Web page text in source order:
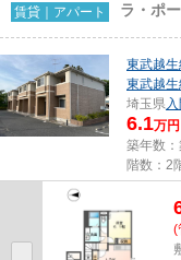
賃貸｜アパート ラ・ポ
東武越生
東武越生
埼玉県
6.1万円
築年数：
階数：2
(